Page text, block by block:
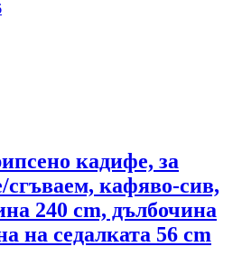
кадифе, за
сгъваем, кафяво-сив,
240 cm, дълбочина
на седалката 56 cm